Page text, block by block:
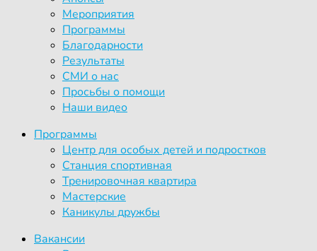
Мероприятия
Программы
Благодарности
Результаты
СМИ о нас
Просьбы о помощи
Наши видео
Программы
Центр для особых детей и подростков
Станция спортивная
Тренировочная квартира
Мастерские
Каникулы дружбы
Вакансии